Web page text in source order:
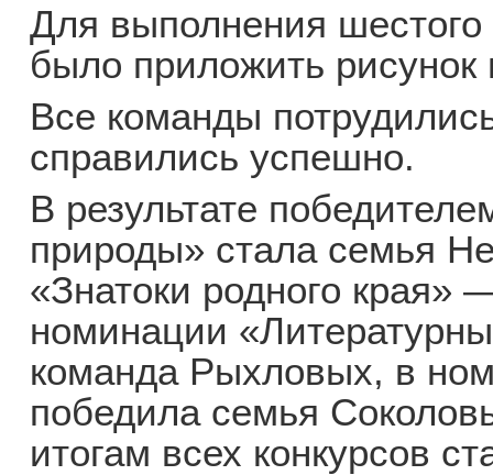
Для выполнения
было приложить рисунок
Все команды
справились успешно.
В результате
природы» стала семья
«Знатоки родного края»
номинации
команда Рыхловых, в
победила семья
итогам всех конкурсов